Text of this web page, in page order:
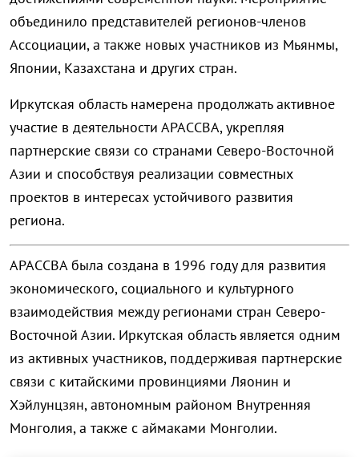
объединило представителей регионов-членов
Ассоциации, а также новых участников из Мьянмы,
Японии, Казахстана и других стран.
Иркутская область намерена продолжать активное
участие в деятельности АРАССВА, укрепляя
партнерские связи со странами Северо-Восточной
Азии и способствуя реализации совместных
проектов в интересах устойчивого развития
региона.
АРАССВА была создана в 1996 году для развития
экономического, социального и культурного
взаимодействия между регионами стран Северо-
Восточной Азии. Иркутская область является одним
из активных участников, поддерживая партнерские
связи с китайскими провинциями Ляонин и
Хэйлунцзян, автономным районом Внутренняя
Монголия, а также с аймаками Монголии.